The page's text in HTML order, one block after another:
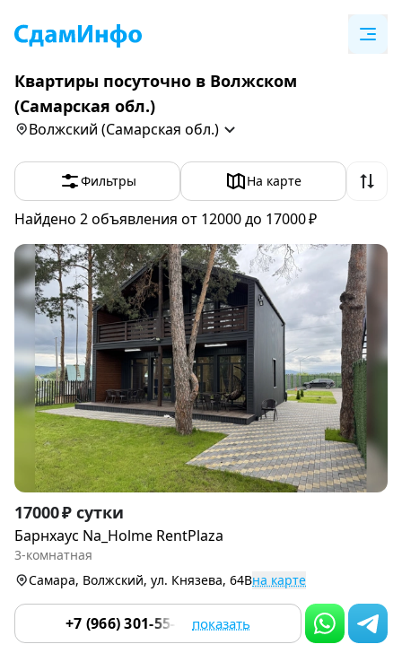
Квартиры посуточно в Волжском
(Самарская обл.)
Волжский (Самарская обл.)
Фильтры На карте
Найдено 2объявления от 12000 до 17000 ₽
Item
1
of
17000 ₽ сутки
Барнхаус Na_Holme RentPlaza
3-комнатная
Самара, Волжский, ул. Князева, 64Вна карте
+7 (966) 301-55-01 показать